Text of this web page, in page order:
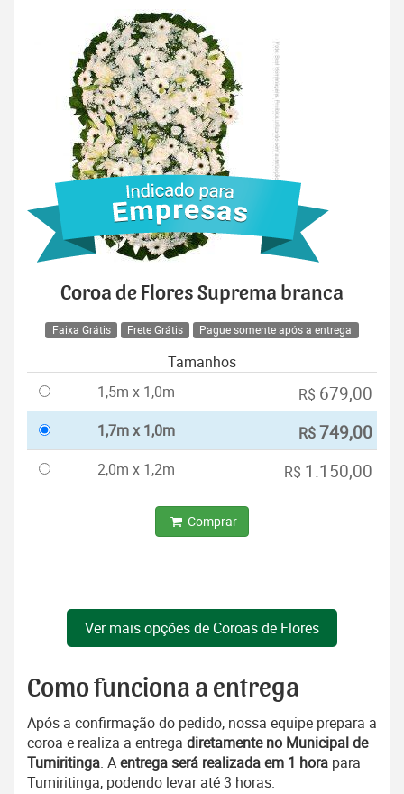
Coroa de Flores Suprema branca
Faixa Grátis Frete Grátis Pague somente após a entrega
Tamanhos
1,5m x 1,0m
R$ 679,00
1,7m x 1,0m R$749,00
2,0m x 1,2m R$ 1.150,00
Comprar
Ver mais opções de Coroas de Flores
Como funciona a entrega
Após a confirmação do pedido, nossa equipe prepara a
coroa e realiza a entrega diretamente no Municipal de
Tumiritinga. Aentrega será realizada em 1 hora para
Tumiritinga, podendo levar até 3 horas.